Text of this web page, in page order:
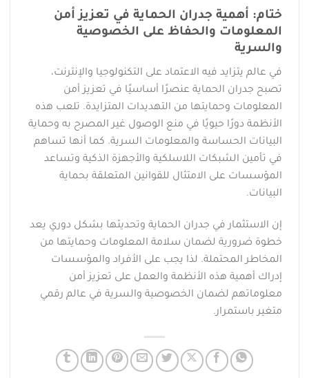
ختام: أهمية جدران الحماية في تعزيز أمن
المعلومات والحفاظ على الخصوصية
والسرية
في عالم يتزايد فيه الاعتماد على التكنولوجيا والإنترنت،
تصبح جدران الحماية عنصرًا أساسيًا في تعزيز أمن
المعلومات وحمايتها من التهديدات المتزايدة. تلعب هذه
الأنظمة دورًا حيويًا في منع الوصول غير المصرح به وحماية
البيانات الحساسة والمعلومات السرية. كما أنها تساهم
في تأمين الشبكات اللاسلكية والأجهزة الذكية وتساعد
المؤسسات على الامتثال للقوانين المتعلقة بحماية
البيانات.
إن الاستثمار في جدران الحماية وتحديثها بشكل دوري يعد
خطوة ضرورية لضمان سلامة المعلومات وحمايتها من
المخاطر المحتملة. لذا يجب على الأفراد والمؤسسات
إدراك أهمية هذه الأنظمة والعمل على تعزيز أمن
معلوماتهم لضمان الخصوصية والسرية في عالم رقمي
متغير باستمرار.